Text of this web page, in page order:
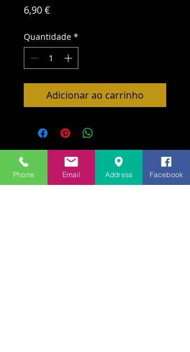
6,90 €Preço
Quantidade *
Adicionar ao carrinho
Phone Email Address Facebook